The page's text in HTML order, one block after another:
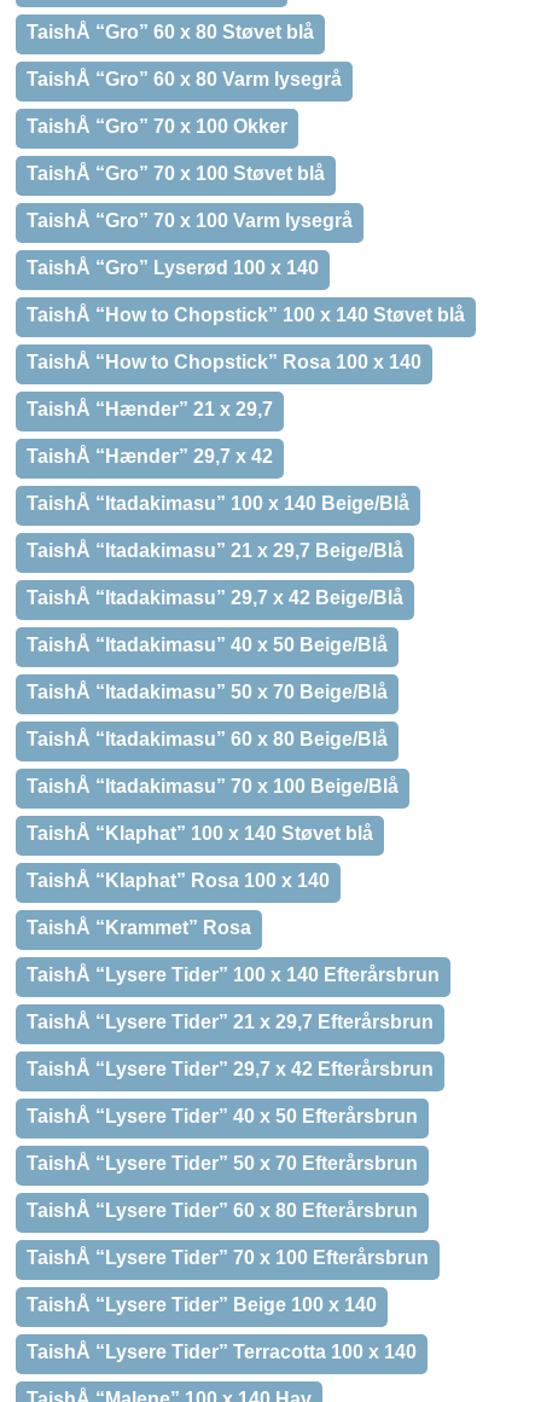
TaishÅ “Gro” 60 x 80 Støvet blå
TaishÅ “Gro” 60 x 80 Varm lysegrå
TaishÅ “Gro” 70 x 100 Okker
TaishÅ “Gro” 70 x 100 Støvet blå
TaishÅ “Gro” 70 x 100 Varm lysegrå
TaishÅ “Gro” Lyserød 100 x 140
TaishÅ “How to Chopstick” 100 x 140 Støvet blå
TaishÅ “How to Chopstick” Rosa 100 x 140
TaishÅ “Hænder” 21 x 29,7
TaishÅ “Hænder” 29,7 x 42
TaishÅ “Itadakimasu” 100 x 140 Beige/Blå
TaishÅ “Itadakimasu” 21 x 29,7 Beige/Blå
TaishÅ “Itadakimasu” 29,7 x 42 Beige/Blå
TaishÅ “Itadakimasu” 40 x 50 Beige/Blå
TaishÅ “Itadakimasu” 50 x 70 Beige/Blå
TaishÅ “Itadakimasu” 60 x 80 Beige/Blå
TaishÅ “Itadakimasu” 70 x 100 Beige/Blå
TaishÅ “Klaphat” 100 x 140 Støvet blå
TaishÅ “Klaphat” Rosa 100 x 140
TaishÅ “Krammet” Rosa
TaishÅ “Lysere Tider” 100 x 140 Efterårsbrun
TaishÅ “Lysere Tider” 21 x 29,7 Efterårsbrun
TaishÅ “Lysere Tider” 29,7 x 42 Efterårsbrun
TaishÅ “Lysere Tider” 40 x 50 Efterårsbrun
TaishÅ “Lysere Tider” 50 x 70 Efterårsbrun
TaishÅ “Lysere Tider” 60 x 80 Efterårsbrun
TaishÅ “Lysere Tider” 70 x 100 Efterårsbrun
TaishÅ “Lysere Tider” Beige 100 x 140
TaishÅ “Lysere Tider” Terracotta 100 x 140